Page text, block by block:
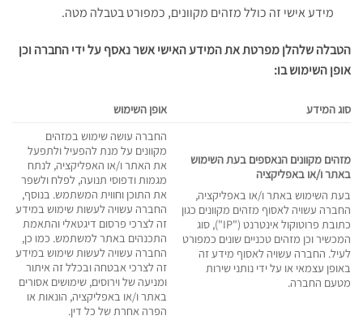
מידע אישי זה כולל מזהים מקוונים, כמפורט בטבלה מטה.
הטבלה שלהלן מפרטת את המידע האישי אשר נאסף על ידי החברה וכן
אופן השימוש בו:
סוג המידע אופן השימוש
מזהים מקוונים הנאספים בעת השימוש
באתר ו/או באפליקציה
בעת השימוש באתר ו/או באפליקציה,
החברה עשויה לאסוף מזהים מקוונים כגון
כתובת פרוטוקול אינטרנט ("IP"), סוג
המכשיר וכן מזהים טכניים שונים כמפורט
לעיל. החברה עשויה לאסוף מידע זה
באופן עצמאי או על ידי נותני שירות
מטעם החברה.
החברה עושה שימוש במזהים
מקוונים על מנת להפעיל ולתפעל
את האתר ו/או האפליקציה, לנתח
מגמות ודפוסי תנועה, לפלח ולשפר
את התוכן וחווית המשתמש. בנוסף,
החברה עשויה לעשות שימוש במידע
זה לצרכי פרסום דיגטאלי והתאמת
התכנהים באתר למשתמש. כמו כן,
החברה עשויה לעשות שימוש במידע
זה לצרכי אבטחה ובכלל זה איתור
ומניעה של וירוסים, שימושים אסורים
באתר ו/או באפליקציה, הונאות או
הפרה אחרת של כל דין.